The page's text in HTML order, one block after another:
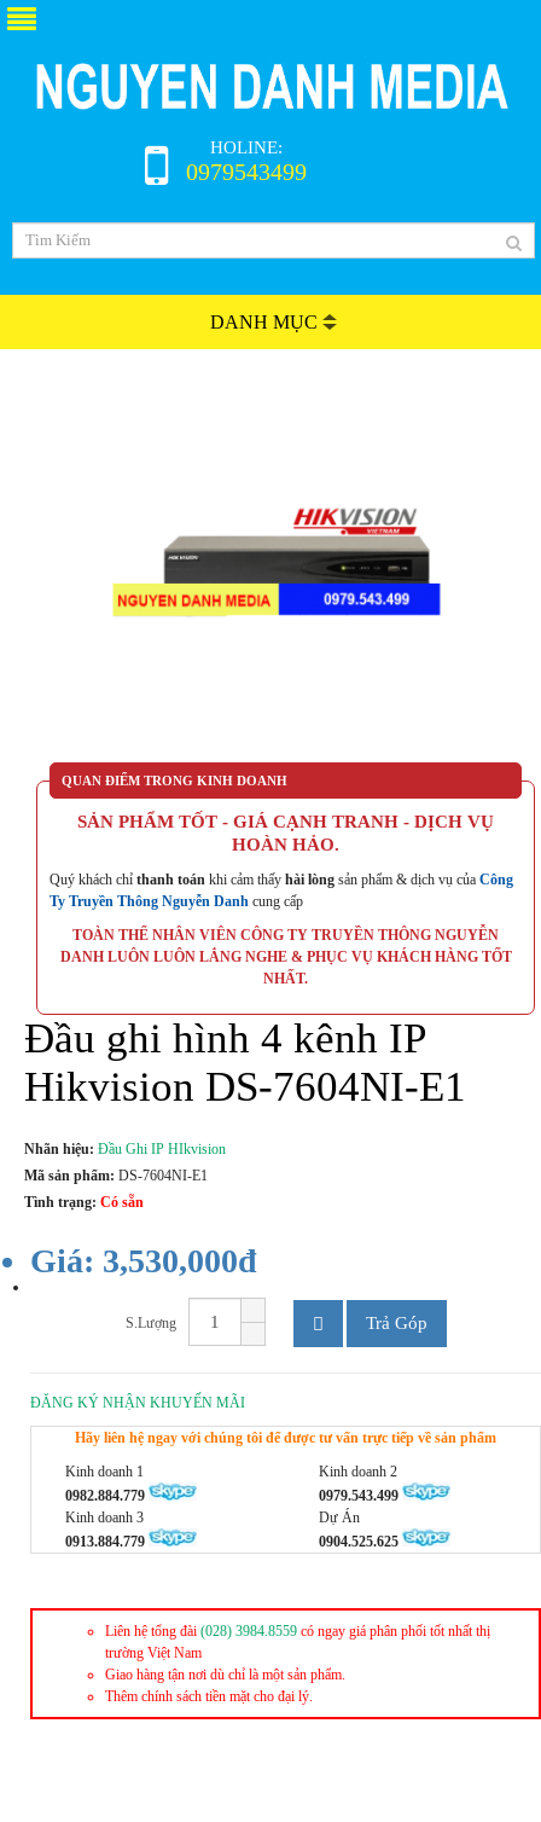
HOLINE:
0979543499
DANH MỤC
QUAN ĐIỂM TRONG KINH DOANH
SẢN PHẨM TỐT - GIÁ CẠNH TRANH - DỊCH VỤ
HOÀN HẢO.
Quý khách chỉ thanh toán khi cảm thấy hài lòng sản phẩm & dịch vụ của Công
Ty Truyền Thông Nguyễn Danh cung cấp
TOÀN THỂ NHÂN VIÊN CÔNG TY TRUYỀN THÔNG NGUYỄN
DANH LUÔN LUÔN LẮNG NGHE & PHỤC VỤ KHÁCH HÀNG TỐT
NHẤT.
Đầu ghi hình 4 kênh IP
Hikvision DS-7604NI-E1
Nhãn hiệu: Đầu Ghi IP HIkvision
Mã sản phẩm: DS-7604NI-E1
Tình trạng: Có sẵn
Giá: 3,530,000đ
S.Lượng Trả Góp
ĐĂNG KÝ NHẬN KHUYẾN MÃI
Hãy liên hệ ngay với chúng tôi để được tư vấn trực tiếp về sản phẩm
Kinh doanh 1
0982.884.779
Kinh doanh 2
0979.543.499
Kinh doanh 3
0913.884.779
Dự Án
0904.525.625
Liên hệ tổng đài (028) 3984.8559 có ngay giá phân phối tốt nhất thị
trường Việt Nam
Giao hàng tận nơi dù chỉ là một sản phẩm.
Thêm chính sách tiền mặt cho đại lý.